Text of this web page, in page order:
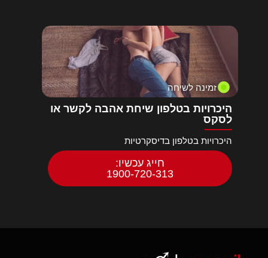
זמינה לשיחה
היכרויות בטלפון שיחת אהבה לקשר או
לסקס
היכרויות בטלפון בדיסקרטיות
חייג עכשיו:
1900-720-313